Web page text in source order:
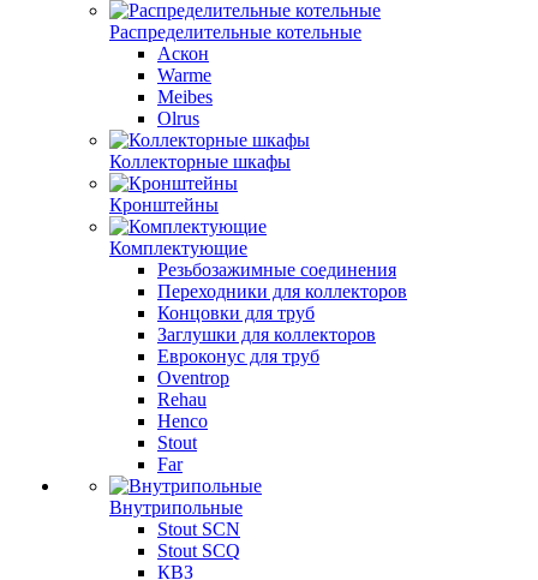
Распределительные котельные
Аскон
Warme
Meibes
Olrus
Коллекторные шкафы
Кронштейны
Комплектующие
Резьбозажимные соединения
Переходники для коллекторов
Концовки для труб
Заглушки для коллекторов
Евроконус для труб
Oventrop
Rehau
Henco
Stout
Far
Внутрипольные
Stout SCN
Stout SCQ
КВЗ